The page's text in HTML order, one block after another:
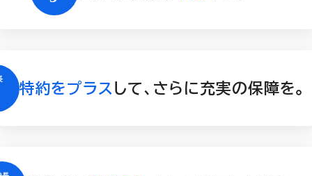
特約をプラス して、さらに充実の保障を。